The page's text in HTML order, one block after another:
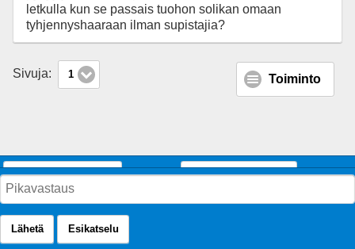
letkulla kun se passais tuohon solikan omaan
tyhjennyshaaraan ilman supistajia?
Sivuja: 1 Toiminto
Lähetä Esikatselu
Perinteinen näkymä SMF Mobile Theme